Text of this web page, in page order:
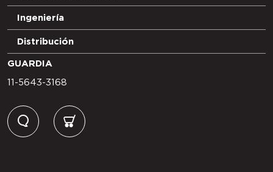
Ingeniería
Distribución
GUARDIA
11-5643-3168